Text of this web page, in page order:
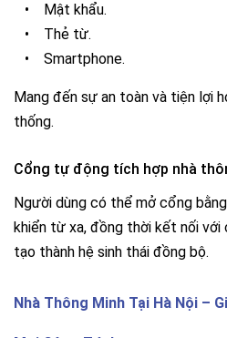
• Mật khẩu.
• Thẻ từ.
• Smartphone.
Mang đến sự an toàn và tiện lợi
thống.
Cổng tự động tích hợp nhà
Người dùng có thể mở cổng
khiển từ xa, đồng thời kết nối với
tạo thành hệ sinh thái đồng bộ.
Nhà Thông Minh Tại Hà Nội –